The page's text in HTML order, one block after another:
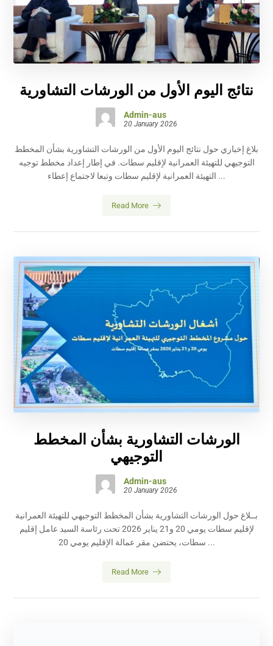
نتائج اليوم الأول من الورشات التشاورية
Admin-aus
20 January 2026
بلاغ إخباري حول نتائج اليوم الأول من الورشات التشاورية بشأن المخطط
التوجيهي للتهيئة العمرانية لإقليم سطات. في إطار إعداد مخطط توجيه
التهيئة العمرانية لإقليم سطات وتبعا لاجتماع إعطاء ...
Read More
الورشات التشاورية بشأن المخطط
التوجيهي
Admin-aus
20 January 2026
بــلاغ حول الورشات التشاورية بشأن المخطط التوجيهي للتهيئة العمرانية
لإقليم سطات يومي 20 و21 يناير 2026 تحت رئاسة السيد عامل إقليم
سطات، يحتضن مقر عمالة الإقليم يومي 20 ...
Read More